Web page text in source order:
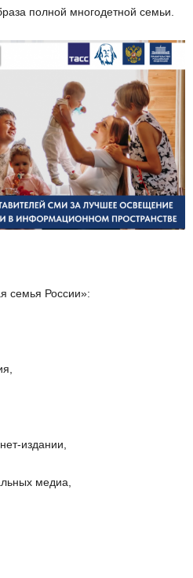
полной многодетной семьи.
семья России»:
издании,
медиа,